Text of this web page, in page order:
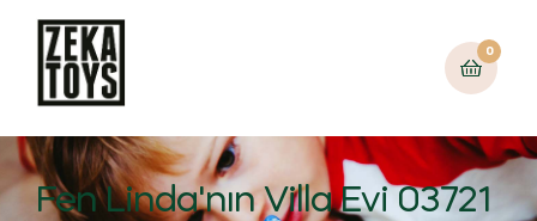
0
Fen Linda'nın Villa Evi 03721